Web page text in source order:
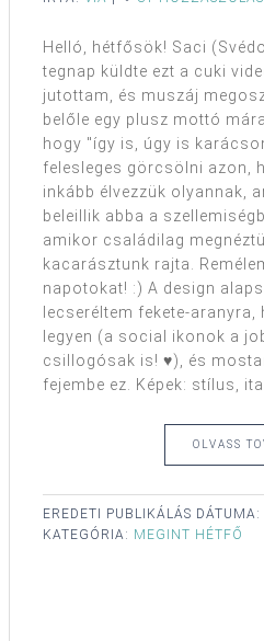
Helló, hétfősök! Saci
tegnap küldte ezt a cuki
jutottam, és muszáj
belőle egy plusz mottó
hogy "így is, úgy is
felesleges görcsölni azon,
inkább élvezzük olyannak,
beleillik abba a
amikor családilag
kacarásztunk rajta.
napotokat! :) A design
lecseréltem fekete-aranyra,
legyen (a social ikonok a
csillogósak is! ♥), és
fejembe ez. Képek: stílus,
OLVASS
EREDETI PUBLIKÁLÁS DÁTUMA:
KATEGÓRIA: MEGINT HÉTFŐ